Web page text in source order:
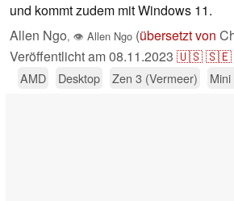
und kommt zudem mit Windows 11.
Allen Ngo, 👁 Allen Ngo (übersetzt von
Veröffentlicht am08.11.2023 🇺🇸🇸🇪
AMD Desktop Zen 3 (Vermeer)